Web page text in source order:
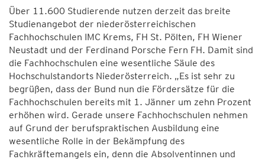
Über 11.600 Studierende nutzen derzeit das breite
Studienangebot der niederösterreichischen
Fachhochschulen IMC Krems, FH St. Pölten, FH Wiener
Neustadt und der Ferdinand Porsche Fern FH. Damit sind
die Fachhochschulen eine wesentliche Säule des
Hochschulstandorts Niederösterreich. „Es ist sehr zu
begrüßen, dass der Bund nun die Fördersätze für die
Fachhochschulen bereits mit 1. Jänner um zehn Prozent
erhöhen wird. Gerade unsere Fachhochschulen nehmen
auf Grund der berufspraktischen Ausbildung eine
wesentliche Rolle in der Bekämpfung des
Fachkräftemangels ein, denn die Absolventinnen und